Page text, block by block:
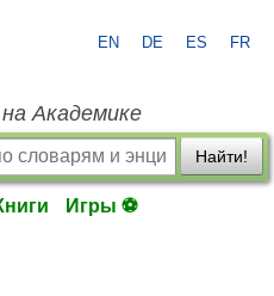
EN DE ES FR
Академике
Найти!
Игры ⚽